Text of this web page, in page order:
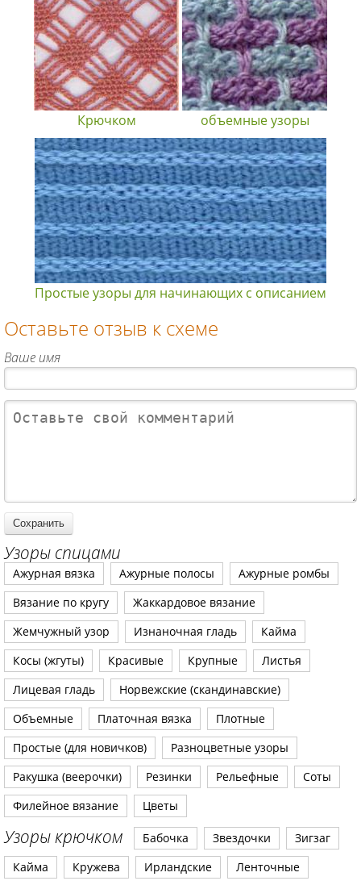
Крючком объемные узоры
Простые узоры для начинающих с описанием
Оставьте отзыв к схеме
Ваше имя
Узоры спицами
Ажурная вязка Ажурные полосы
Ажурные ромбы
Вязание по кругу
Жаккардовое вязание
Жемчужный узор
Изнаночная гладь
Кайма
Косы (жгуты)
Красивые Крупные
Листья
Лицевая гладь
Норвежские (скандинавские)
Объемные
Платочная вязка
Плотные
Простые (для новичков)
Разноцветные узоры
Ракушка (веерочки)
Резинки Рельефные
Соты
Филейное вязание
Цветы
Узоры крючком Бабочка Звездочки
Зигзаг
Кайма
Кружева Ирландские
Ленточные